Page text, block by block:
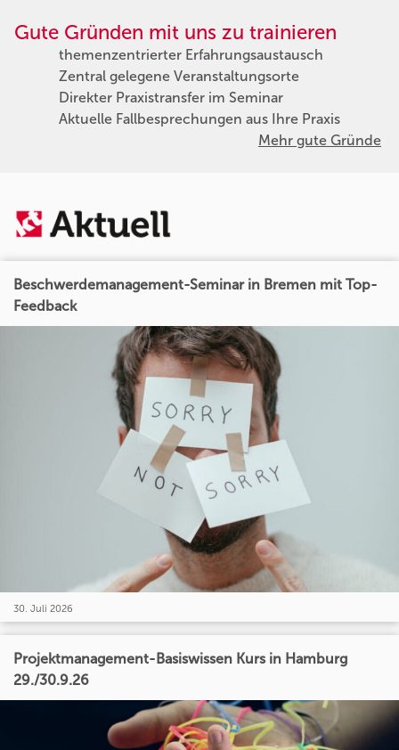
Gute Gründen mit uns zu trainieren
themenzentrierter Erfahrungsaustausch
Zentral gelegene Veranstaltungsorte
Direkter Praxistransfer im Seminar
Aktuelle Fallbesprechungen aus Ihre Praxis
Mehr gute Gründe
Beschwerdemanagement-Seminar in Bremen mit Top-
Feedback
30. Juli 2026
Projektmanagement-Basiswissen Kurs in Hamburg
29./30.9.26